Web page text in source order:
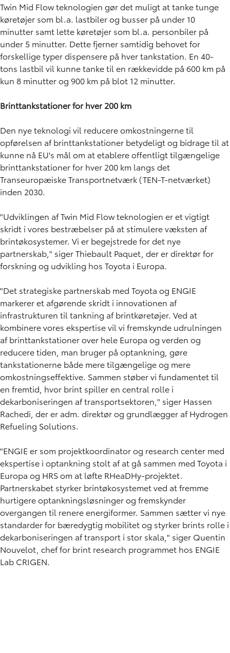
Twin Mid Flow teknologien gør det muligt at tanke tunge
køretøjer som bl.a. lastbiler og busser på under 10
minutter samt lette køretøjer som bl.a. personbiler på
under 5 minutter. Dette fjerner samtidig behovet for
forskellige typer dispensere på hver tankstation. En 40-
tons lastbil vil kunne tanke til en rækkevidde på 600 km på
kun 8 minutter og 900 km på blot 12 minutter.
Brinttankstationer for hver 200 km
Den nye teknologi vil reducere omkostningerne til
opførelsen af brinttankstationer betydeligt og bidrage til at
kunne nå EU's mål om at etablere offentligt tilgængelige
brinttankstationer for hver 200 km langs det
Transeuropæiske Transportnetværk (TEN-T-netværket)
inden 2030.
"Udviklingen af Twin Mid Flow teknologien er et vigtigt
skridt i vores bestræbelser på at stimulere væksten af
brintøkosystemer. Vi er begejstrede for det nye
partnerskab," siger Thiebault Paquet, der er direktør for
forskning og udvikling hos Toyota i Europa.
"Det strategiske partnerskab med Toyota og ENGIE
markerer et afgørende skridt i innovationen af
infrastrukturen til tankning af brintkøretøjer. Ved at
kombinere vores ekspertise vil vi fremskynde udrulningen
af brinttankstationer over hele Europa og verden og
reducere tiden, man bruger på optankning, gøre
tankstationerne både mere tilgængelige og mere
omkostningseffektive. Sammen støber vi fundamentet til
en fremtid, hvor brint spiller en central rolle i
dekarboniseringen af transportsektoren," siger Hassen
Rachedi, der er adm. direktør og grundlægger af Hydrogen
Refueling Solutions.
"ENGIE er som projektkoordinator og research center med
ekspertise i optankning stolt af at gå sammen med Toyota i
Europa og HRS om at løfte RHeaDHy-projektet.
Partnerskabet styrker brintøkosystemet ved at fremme
hurtigere optankningsløsninger og fremskynder
overgangen til renere energiformer. Sammen sætter vi nye
standarder for bæredygtig mobilitet og styrker brints rolle i
dekarboniseringen af transport i stor skala," siger Quentin
Nouvelot, chef for brint research programmet hos ENGIE
Lab CRIGEN.